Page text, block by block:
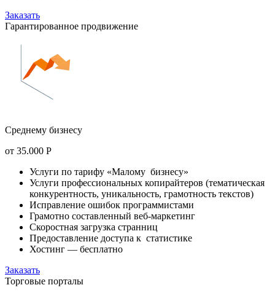
Заказать
Гарантированное продвижение
Среднему бизнесу
от 35.000 Р
Услуги по тарифу «Малому бизнесу»
Услуги профессиональных копирайтеров (тематическая
конкурентность, уникальность, грамотность текстов)
Исправление ошибок программистами
Грамотно составленный веб-маркетинг
Скоростная загрузка странниц
Предоставление доступа к статистике
Хостинг — бесплатно
Заказать
Торговые порталы